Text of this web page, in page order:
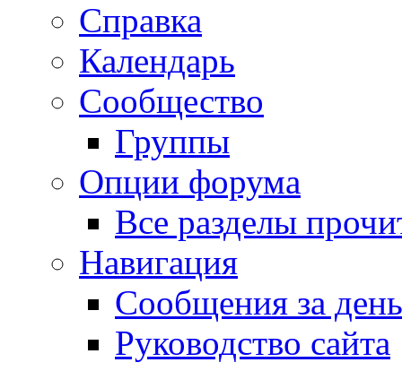
Справка
Календарь
Сообщество
Группы
Опции форума
Все разделы
Навигация
Сообщения за день
Руководство сайта